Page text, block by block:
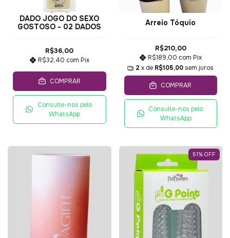
DADO JOGO DO SEXO
GOSTOSO - 02 DADOS
R$36,00
R$32,40 com Pix
COMPRAR
Consulte-nos pelo
WhatsApp
Arreio Tóquio
R$210,00
R$189,00 com Pix
2 x de R$105,00 sem juros
COMPRAR
Consulte-nos pelo
WhatsApp
51% OFF